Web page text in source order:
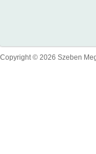
Copyright © 2026 Szeben